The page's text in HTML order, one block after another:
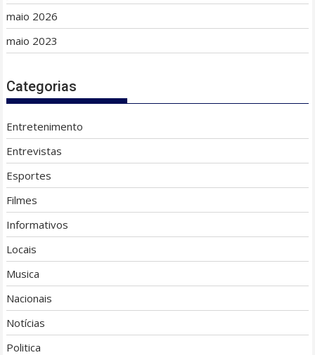
maio 2026
maio 2023
Categorias
Entretenimento
Entrevistas
Esportes
Filmes
Informativos
Locais
Musica
Nacionais
Notícias
Politica